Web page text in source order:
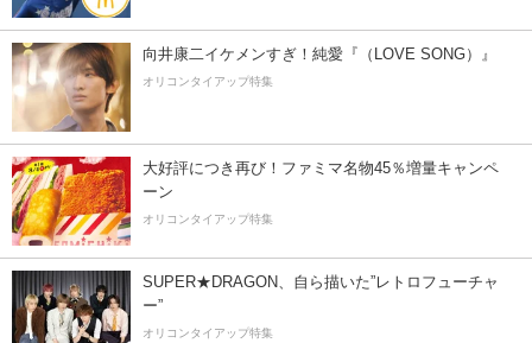
向井康二イケメンすぎ！純愛『（LOVE SONG）』
オリコンタイアップ特集
大好評につき再び！ファミマ名物45％増量キャンペ
ーン
オリコンタイアップ特集
SUPER★DRAGON、自ら描いた”レトロフューチャ
ー”
オリコンタイアップ特集